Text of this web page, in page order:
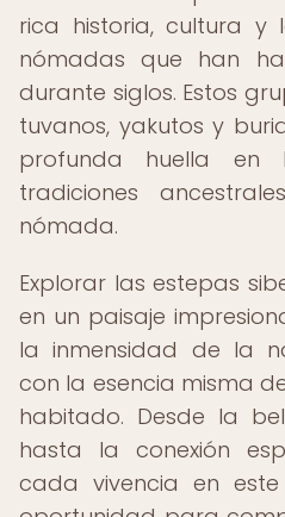
rica historia, cultura y
nómadas que han
durante siglos. Estos
tuvanos, yakutos y
profunda huella en
tradiciones
nómada.
Explorar las estepas
en un paisaje
la inmensidad de la
con la esencia misma
habitado. Desde la
hasta la conexión
cada vivencia en